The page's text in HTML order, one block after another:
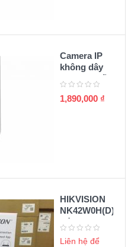
Camera IP
không dây
Zmodo chất
lượng 720p
1,890,000 ₫
HIKVISION
NK42W0H(D)
Bộ KIT
camera wifi
Liên hệ để